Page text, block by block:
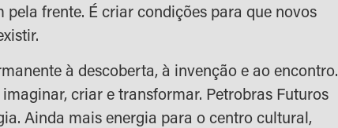
pela frente. É criar condições para que novos
à descoberta, à invenção e ao encontro.
criar e transformar. Petrobras Futuros
Ainda mais energia para o centro cultural,